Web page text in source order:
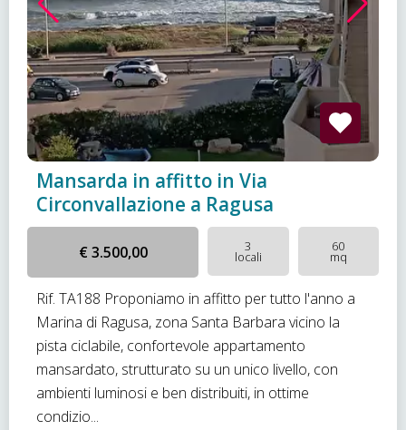
Mansarda in affitto in Via
Circonvallazione a Ragusa
€ 3.500,00 3
locali
60
mq
Rif. TA188 Proponiamo in affitto per tutto l'anno a
Marina di Ragusa, zona Santa Barbara vicino la
pista ciclabile, confortevole appartamento
mansardato, strutturato su un unico livello, con
ambienti luminosi e ben distribuiti, in ottime
condizio...